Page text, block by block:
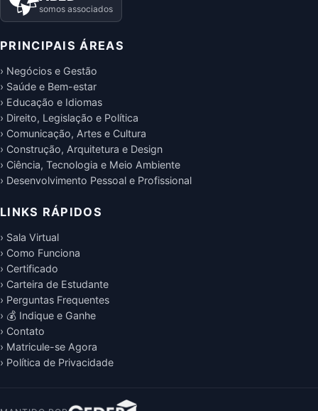
somos associados
PRINCIPAIS ÁREAS
› Negócios e Gestão
› Saúde e Bem-estar
› Educação e Idiomas
› Direito, Legislação e Política
› Comunicação, Artes e Cultura
› Construção, Arquitetura e Design
› Ciência, Tecnologia e Meio Ambiente
› Desenvolvimento Pessoal e Profissional
LINKS RÁPIDOS
› Sala Virtual
› Como Funciona
› Certificado
› Carteira de Estudante
› Perguntas Frequentes
› 💰 Indique e Ganhe
› Contato
› Matricule-se Agora
› Política de Privacidade